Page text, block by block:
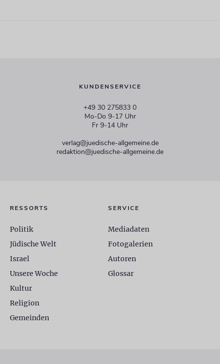
KUNDENSERVICE
+49 30 275833 0
Mo-Do 9-17 Uhr
Fr 9-14 Uhr
verlag@juedische-allgemeine.de
redaktion@juedische-allgemeine.de
RESSORTS
Politik
Jüdische Welt
Israel
Unsere Woche
Kultur
Religion
Gemeinden
SERVICE
Mediadaten
Fotogalerien
Autoren
Glossar